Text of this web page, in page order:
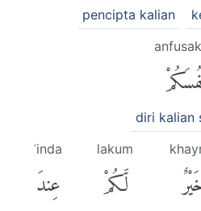
pencipta kalian
diri kalian
lakum
لَّكُمْ
ʿinda
عِندَ